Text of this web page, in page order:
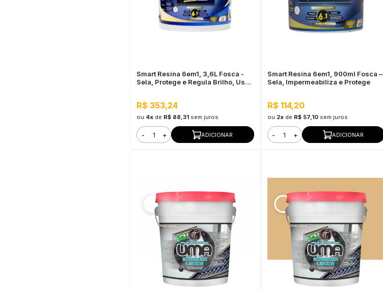
Smart Resina 6em1, 3,6L Fosca -
Sela, Protege e Regula Brilho, Uso
R$ 353,24
ou 4x de R$ 88,31 sem juros
- + ADICIONAR
Smart Resina 6em1, 900ml Fosca –
Sela, Impermeabiliza e Protege
R$ 114,20
ou 2xde R$ 57,10 sem juros
- + ADICIONAR